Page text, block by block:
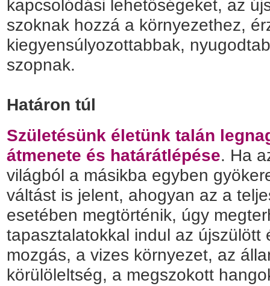
kapcsolódási lehetőségeket, az
szoknak hozzá a környezethez,
kiegyensúlyozottabbak,
szopnak.
Határon túl
Születésünk életünk talán
átmenete és határátlépése. Ha
világból a másikba egyben
váltást is jelent, ahogyan az a
esetében megtörténik, úgy
tapasztalatokkal indul az újszülött
mozgás, a vizes környezet, az
körülöleltség, a megszokott